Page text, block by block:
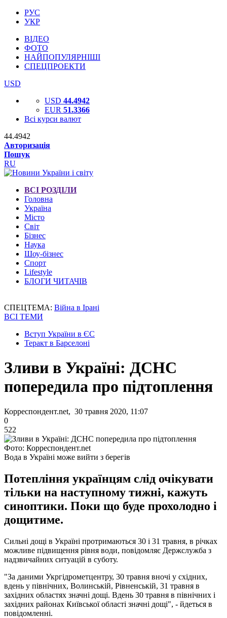
РУС
УКР
ВІДЕО
ФОТО
НАЙПОПУЛЯРНІШІ
СПЕЦПРОЕКТИ
USD
USD 44.4942
EUR 51.3366
Всі курси валют
44.4942
Авторизація
Пошук
RU
ВСІ РОЗДІЛИ
Головна
Україна
Місто
Світ
Бізнес
Наука
Шоу-бізнес
Спорт
Lifestyle
БЛОГИ ЧИТАЧІВ
СПЕЦТЕМА: Війна в Ірані
ВСІ ТЕМИ
Вступ України в ЄС
Теракт в Барселоні
Зливи в Україні: ДСНС
попередила про підтоплення
Корреспондент.net, 30 травня 2020, 11:07
0
522
Фото: Корреспондент.net
Вода в Україні може вийти з берегів
Потепління українцям слід очікувати
тільки на наступному тижні, кажуть
синоптики. Поки що буде прохолодно і
дощитиме.
Сильні дощі в Україні протримаються 30 і 31 травня, в річках
можливе підвищення рівня води, повідомляє Держслужба з
надзвичайних ситуацій в суботу.
"За даними Укргідрометцентру, 30 травня вночі у східних,
вдень у північних, Волинській, Рівненській, 31 травня в
західних областях значні дощі. Вдень 30 травня в північних і
західних районах Київської області значні дощі", - йдеться в
повідомленні.